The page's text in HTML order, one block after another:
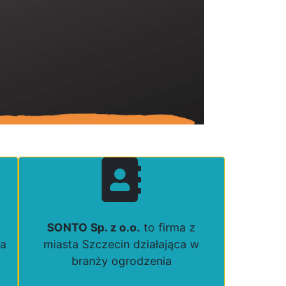
SONTO Sp. z o.o. to firma z
miasta Szczecin działająca w
branży ogrodzenia